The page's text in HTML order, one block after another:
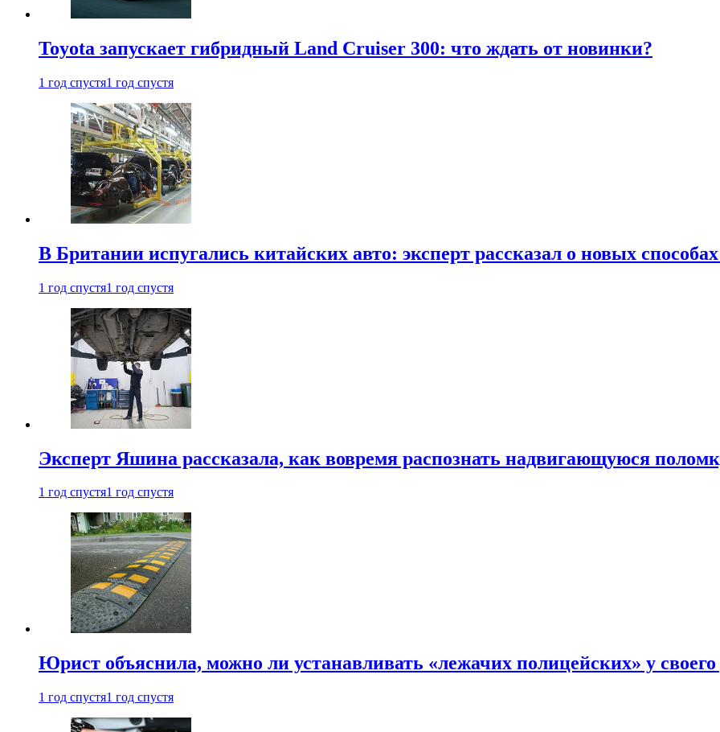
Toyota запускает гибридный Land Cruiser 300: что ждать от новинки?
1 год спустя1 год спустя
В Британии испугались китайских авто: эксперт рассказал о новых
1 год спустя1 год спустя
Эксперт Яшина рассказала, как вовремя распознать надвигающуюся
1 год спустя1 год спустя
Юрист объяснила, можно ли устанавливать «лежачих полицейских» у
1 год спустя1 год спустя